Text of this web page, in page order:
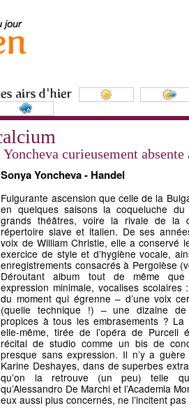
curieusement
Sonya Yoncheva - Handel
Fulgurante ascension que celle de la
en quelques saisons la coqueluche
grands théâtres, voire la rivale de la
répertoire slave et italien. De ses
voix de William Christie, elle a conservé
exercice de style et d’hygiène vocale,
enregistrements consacrés à Pergolèse
Déroutant album tout de même que
expression minimale, vocalises
du moment qui égrenne – d’une voix
(quelle technique !) – une dizaine de
propices à tous les embrasements ?
elle-même, tirée de l’opéra de Purcell
récital de studio comme un bis de
presque sans expression. Il n’y a
Karine Deshayes, dans de superbes
qu’on la retrouve (un peu) telle
qu’Alessandro De Marchi et l’Academia
eux aussi plus concernés, ne l’incitent